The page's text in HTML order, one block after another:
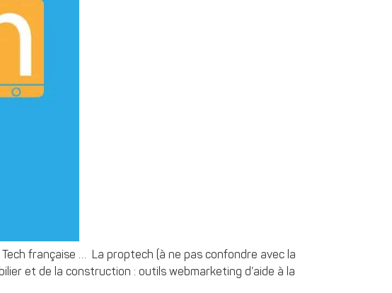
française … La proptech (à ne pas confondre avec la
et de la construction : outils webmarketing d’aide à la